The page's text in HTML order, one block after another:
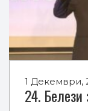
1 Декември,
24.